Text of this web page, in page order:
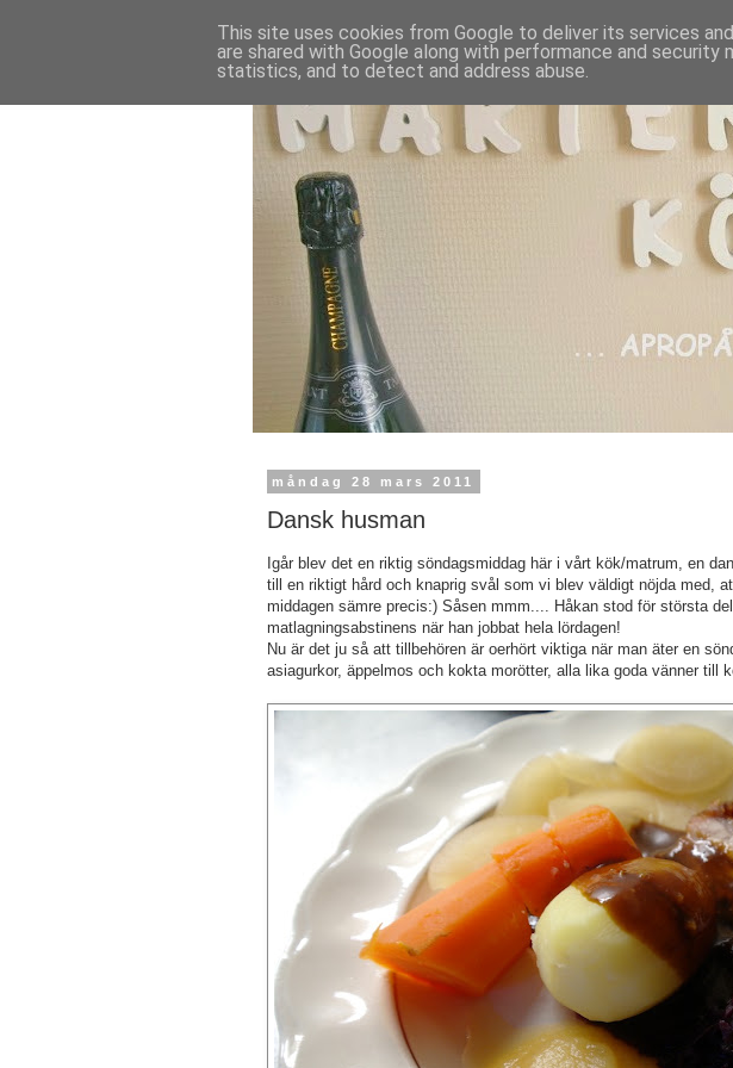
måndag 28 mars 2011
Dansk husman
Igår blev det en riktig söndagsmiddag här i vårt kök/matrum, en
till en riktigt hård och knaprig svål som vi blev väldigt nöjda med,
middagen sämre precis:) Såsen mmm.... Håkan stod för största
matlagningsabstinens när han jobbat hela lördagen!
Nu är det ju så att tillbehören är oerhört viktiga när man äter en
asiagurkor, äppelmos och kokta morötter, alla lika goda vänner till
This site uses cookies from Google to deliver its services
are shared with Google along with performance and
statistics, and to detect and address abuse.